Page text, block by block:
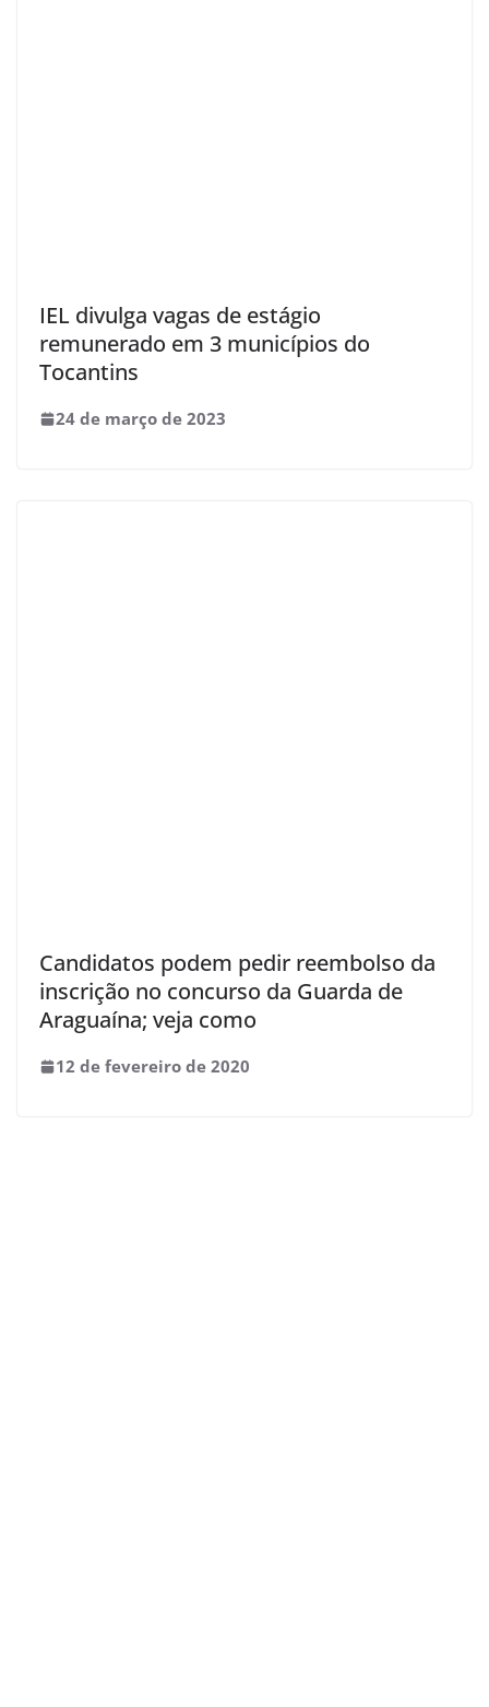
IEL divulga vagas de estágio
remunerado em 3 municípios do
Tocantins
24 de março de 2023
Candidatos podem pedir reembolso da
inscrição no concurso da Guarda de
Araguaína; veja como
12 de fevereiro de 2020